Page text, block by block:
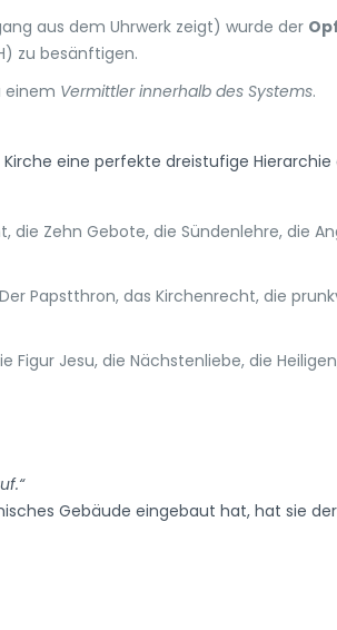
aus dem Uhrwerk zeigt) wurde der
zu besänftigen.
einem Vermittler innerhalb des Systems.
eine perfekte dreistufige
die Zehn Gebote, die Sündenlehre, die
Der Papstthron, das Kirchenrecht, die
Figur Jesu, die Nächstenliebe, die
Gebäude eingebaut hat, hat sie